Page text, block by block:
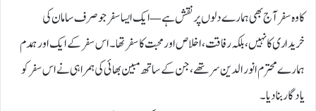
کا وہ سفر آج بھی ہمارے دلوں پر نقش ہے — ایک ایسا سفر جو صرف سامان کی
خریداری کا نہیں، بلکہ رفاقت، اخلاص اور محبت کا سفر تھا۔ اس سفر کے ایک اور ہمدم
ہمارے محترم انور الدین سر تھے، جن کے ساتھ مبین بھائی کی ہمراہی نے اس سفر کو
یادگار بنا دیا۔